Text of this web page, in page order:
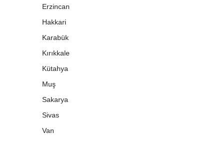
Erzincan
Hakkari
Karabük
Kırıkkale
Kütahya
Muş
Sakarya
Sivas
Van